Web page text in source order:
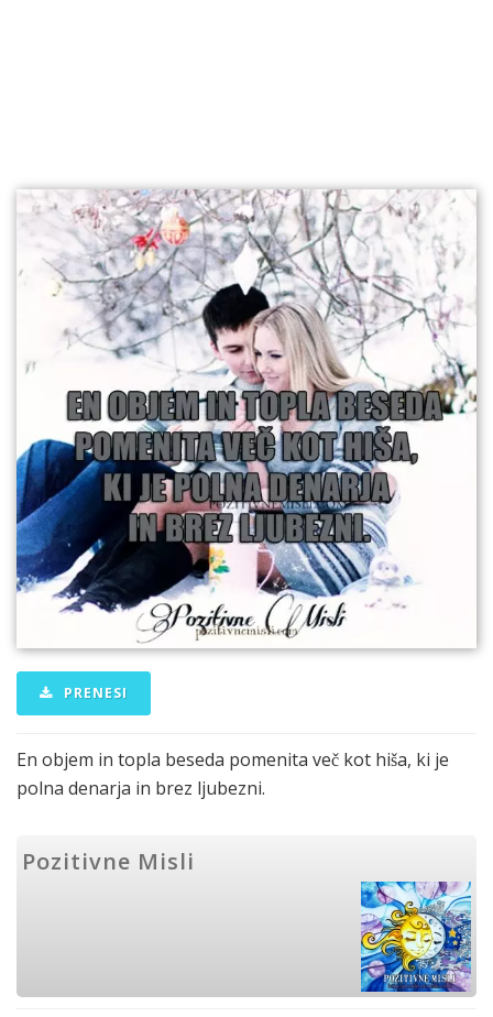
PRENESI
En objem in topla beseda pomenita več kot hiša, ki je
polna denarja in brez ljubezni.
Pozitivne Misli